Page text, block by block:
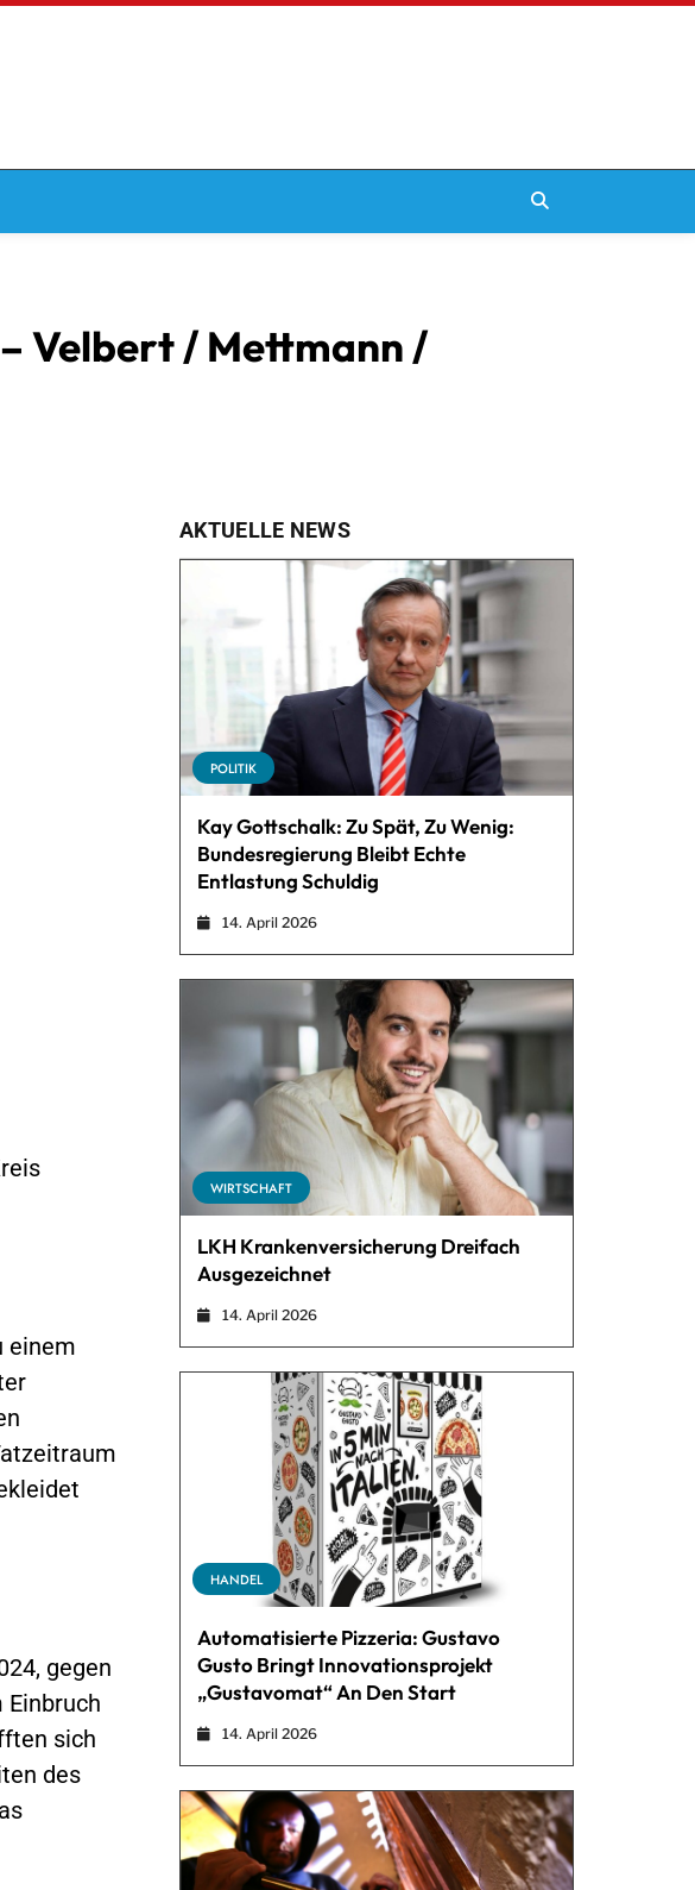
Velbert / Mettmann /
einem
gegen
sich
des
AKTUELLE NEWS
POLITIK
Kay Gottschalk: Zu Spät, Zu Wenig:
Bundesregierung Bleibt Echte
Entlastung Schuldig
14. April 2026
WIRTSCHAFT
LKH Krankenversicherung Dreifach
Ausgezeichnet
14. April 2026
HANDEL
Automatisierte Pizzeria: Gustavo
Gusto Bringt Innovationsprojekt
„Gustavomat“ An Den Start
14. April 2026